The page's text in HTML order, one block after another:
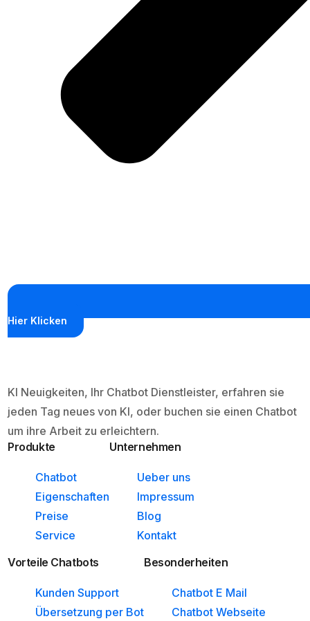
Hier Klicken
KI Neuigkeiten, Ihr Chatbot Dienstleister, erfahren sie
jeden Tag neues von KI, oder buchen sie einen Chatbot
um ihre Arbeit zu erleichtern.
Produkte
Chatbot
Eigenschaften
Preise
Service
Unternehmen
Ueber uns
Impressum
Blog
Kontakt
Vorteile Chatbots
Kunden Support
Übersetzung per Bot
Besonderheiten
Chatbot E Mail
Chatbot Webseite